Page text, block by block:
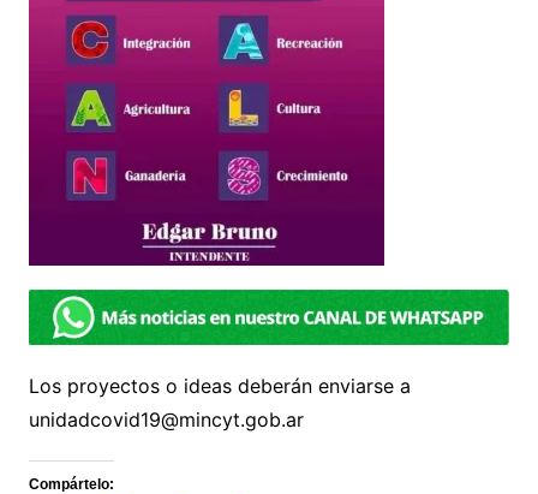
Los proyectos o ideas deberán enviarse a
unidadcovid19@mincyt.gob.ar
Compártelo: